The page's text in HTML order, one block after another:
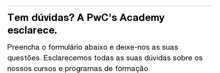
Tem dúvidas? A PwC's Academy
esclarece.
Preencha o formulário abaixo e deixe-nos as suas
questões. Esclarecemos todas as suas dúvidas sobre os
nossos cursos e programas de formação.